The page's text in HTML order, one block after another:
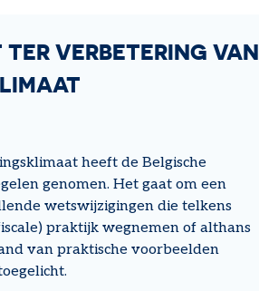
VERBETERING VAN
heeft de Belgische
genomen. Het gaat om een
wetswijzigingen die telkens
praktijk wegnemen of althans
van praktische voorbeelden